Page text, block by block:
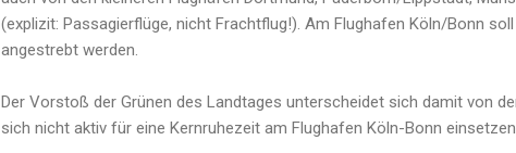
(explizit: Passagierflüge, nicht Frachtflug!). Am Flughafen Köln/Bonn
angestrebt werden.
Der Vorstoß der Grünen des Landtages unterscheidet sich damit von
sich nicht aktiv für eine Kernruhezeit am Flughafen Köln-Bonn